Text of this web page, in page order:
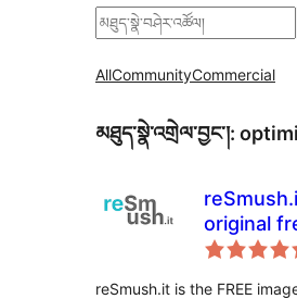
བཤེར་
AllCommunityCommercial
མཐུད་སྣེ་འགྲེལ་བྱང་།:
original
reSmush.it is the FREE